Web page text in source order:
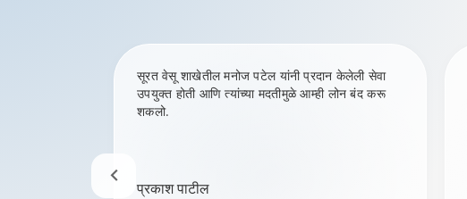
सूरत वेसू शाखेतील मनोज पटेल यांनी प्रदान केलेली सेवा
उपयुक्त होती आणि त्यांच्या मदतीमुळे आम्ही लोन बंद करू
शकलो.
प्रकाश पाटील